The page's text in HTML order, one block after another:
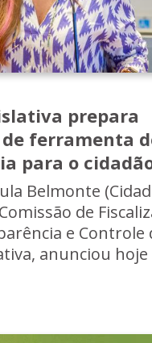
prepara
ferramenta
para o
Belmonte
de
e Controle
anunciou hoje